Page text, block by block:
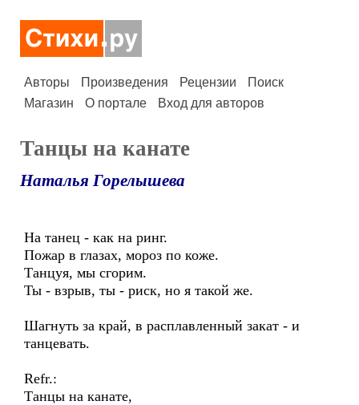
Авторы Произведения Рецензии
Поиск
Магазин
О портале Вход для авторов
Танцы на канате
Наталья Горелышева
На танец - как на ринг.
Пожар в глазах, мороз по коже.
Танцуя, мы сгорим.
Ты - взрыв, ты - риск, но я такой же.
Шагнуть за край, в расплавленный закат - и
танцевать.
Refr.:
Танцы на канате,